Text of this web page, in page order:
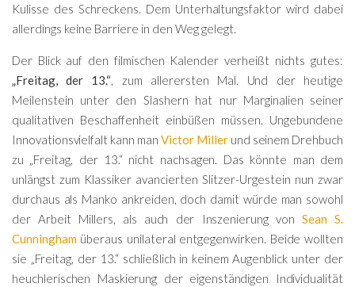
Kulisse des Schreckens. Dem Unterhaltungsfaktor wird dabei
allerdings keine Barriere in den Weg gelegt.
Der Blick auf den filmischen Kalender verheißt nichts gutes:
„Freitag, der 13.“ , zum allerersten Mal. Und der heutige
Meilenstein unter den Slashern hat nur Marginalien seiner
qualitativen Beschaffenheit einbüßen müssen. Ungebundene
Innovationsvielfalt kann manVictor Millerund seinem Drehbuch
zu „Freitag, der 13.“ nicht nachsagen. Das könnte man dem
unlängst zum Klassiker avancierten Slitzer-Urgestein nun zwar
durchaus als Manko ankreiden, doch damit würde man sowohl
der Arbeit Millers, als auch der Inszenierung vonSean S.
Cunninghamüberaus unilateral entgegenwirken. Beide wollten
sie „Freitag, der 13.“ schließlich in keinem Augenblick unter der
heuchlerischen Maskierung der eigenständigen Individualität